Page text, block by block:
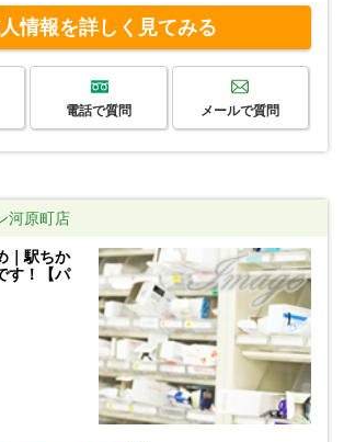
情報を詳しく見てみる
電話で質問 メールで質問
河原町店
｜駅ちか
す！【パ